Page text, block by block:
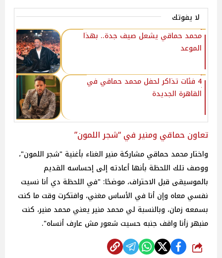
لا يفوتك
محمد حماقي يشعل صيف جدة.. بهذا
الموعد
4 فئات تذاكر لحفل محمد حماقي في
القاهرة الجديدة
تعاون حماقي ومنير في “شجر اللمون”
واختار محمد حماقي مشاركة منير الغناء بأغنية "شجر اللمون"،
ووصف تلك اللحظة بأنها أعادته إلى إحساسه القديم
بالموسيقى قبل الاحتراف، موضحًا: "في اللحظة دي أنا نسيت
نفسي معاه وإن أنا في الأساس مغني، وافتكرت وقت ما كنت
بسمعه زمان، وبالنسبة لي محمد منير يعني محمد منير، كنت
منبهر زأنا واقف جنبه حسيت شعور مش عارف أنساه".
شارك